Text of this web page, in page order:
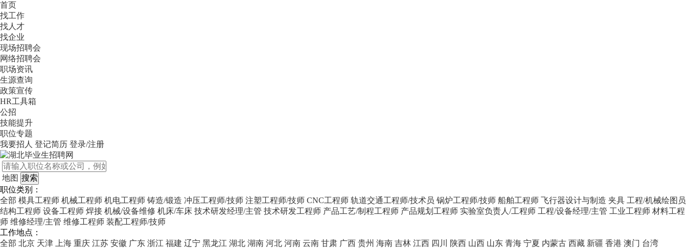
首页
找工作
找人才
找企业
现场招聘会
网络招聘会
职场资讯
生源查询
政策宣传
HR工具箱
公招
技能提升
职位专题
我要招人 登记简历 登录/注册
地图
职位类别：
全部 模具工程师 机械工程师 机电工程师 铸造/锻造 冲压工程师/技师 注塑工程师/技师 CNC工程师 轨道交通工程师/技术员 锅炉工程师/技师 船舶工程师 飞行器设计与制造 夹具 工程/机械绘图员
结构工程师 设备工程师 焊接 机械/设备维修 机床/车床 技术研发经理/主管 技术研发工程师 产品工艺/制程工程师 产品规划工程师 实验室负责人/工程师 工程/设备经理/主管 工业工程师 材料工程
师 维修经理/主管 维修工程师 装配工程师/技师
工作地点：
全部 北京 天津 上海 重庆 江苏 安徽 广东 浙江 福建 辽宁 黑龙江 湖北 湖南 河北 河南 云南 甘肃 广西 贵州 海南 吉林 江西 四川 陕西 山西 山东 青海 宁夏 内蒙古 西藏 新疆 香港 澳门 台湾